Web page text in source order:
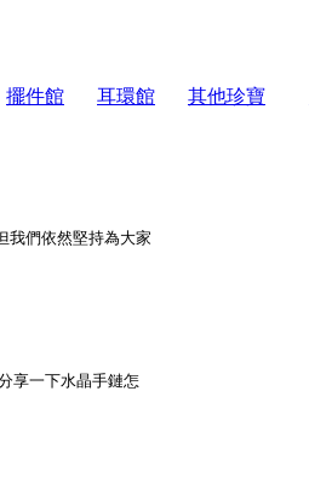
擺件館 耳環館 其他珍寶
我們依然堅持為大家
享一下水晶手鏈怎